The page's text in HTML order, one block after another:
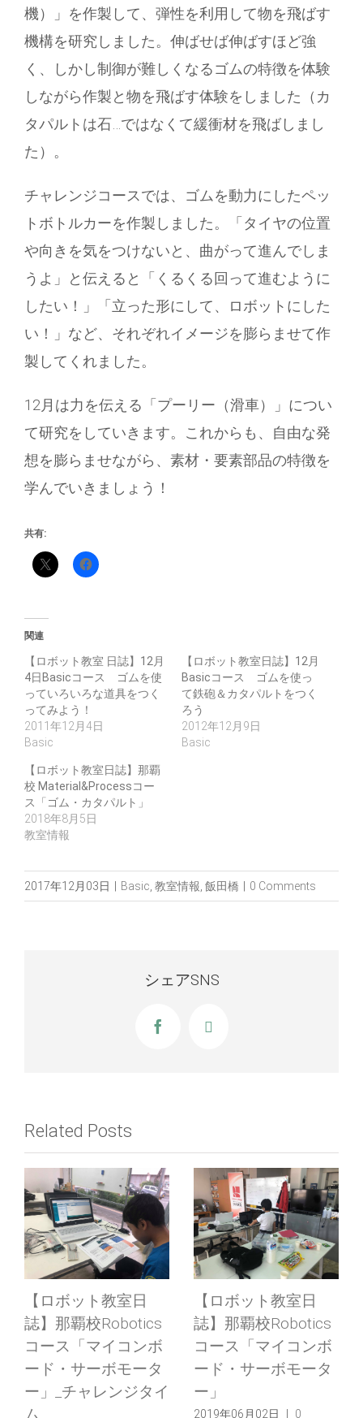
機）」を作製して、弾性を利用して物を飛ばす
機構を研究しました。伸ばせば伸ばすほど強
く、しかし制御が難しくなるゴムの特徴を体験
しながら作製と物を飛ばす体験をしました（カ
タパルトは石…ではなくて緩衝材を飛ばしまし
た）。
チャレンジコースでは、ゴムを動力にしたペッ
トボトルカーを作製しました。「タイヤの位置
や向きを気をつけないと、曲がって進んでしま
うよ」と伝えると「くるくる回って進むように
したい！」「立った形にして、ロボットにした
い！」など、それぞれイメージを膨らませて作
製してくれました。
12月は力を伝える「プーリー（滑車）」につい
て研究をしていきます。これからも、自由な発
想を膨らませながら、素材・要素部品の特徴を
学んでいきましょう！
共有:
関連
【ロボット教室 日誌】12月
4日Basicコース ゴムを使
っていろいろな道具をつく
ってみよう！
2011年12月4日
Basic
【ロボット教室日誌】12月
Basicコース ゴムを使っ
て鉄砲＆カタパルトをつく
ろう
2012年12月9日
Basic
【ロボット教室日誌】那覇
校 Material&Processコー
ス「ゴム・カタパルト」
2018年8月5日
教室情報
2017年12月03日 | Basic 教室情報 飯田橋 | 0 Comments
シェアSNS
Facebook
X
Related Posts
【ロボット教室日
誌】那覇校Robotics
コース「マイコンボ
ード・サーボモータ
ー」_チャレンジタイ
【ロボット教室日
誌】那覇校Robotics
コース「マイコンボ
ード・サーボモータ
ー」
2019年06月02日 | 0